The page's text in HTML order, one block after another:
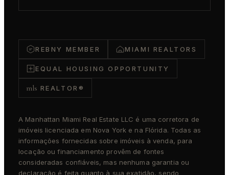
REBNY MEMBER MIAMI REALTORS
EQUAL HOUSING OPPORTUNITY
mls REALTOR®
A Manhattan Miami Real Estate LLC é uma corretora de
imóveis licenciada em Nova York e na Flórida. Todas as
informações fornecidas sobre imóveis à venda, para
locação ou financiamento provêm de fontes
consideradas confiáveis, mas nenhuma garantia ou
declaração é feita quanto à sua exatidão, sendo